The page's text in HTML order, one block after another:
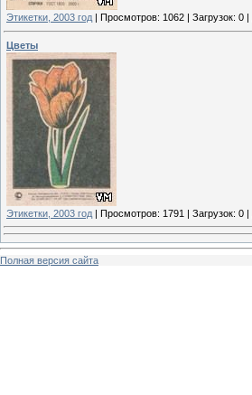
Этикетки, 2003 год Просмотров: 1062 Загрузок: 0
Цветы
Этикетки, 2003 год | Просмотров: 1791 | Загрузок: 0 |
Полная версия сайта